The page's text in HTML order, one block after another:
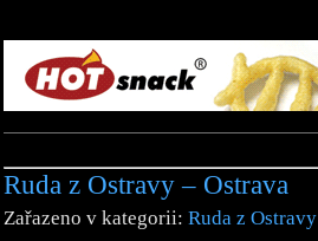
Ruda z Ostravy – Ostrava
Zařazeno v kategorii: Ruda z Ostravy